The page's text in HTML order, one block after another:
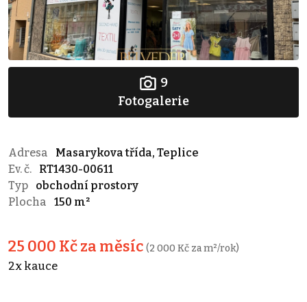
9
Fotogalerie
Adresa
Masarykova třída, Teplice
Ev. č.
RT1430-00611
Typ
obchodní prostory
Plocha
150 m²
25 000 Kč za měsíc (2 000 Kč za m²/rok)
2x kauce